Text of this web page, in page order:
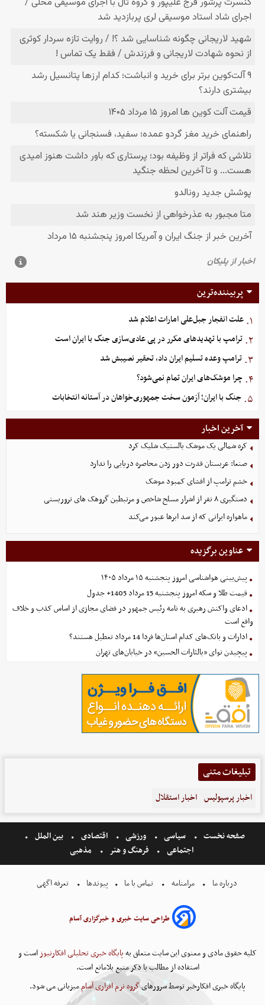
پربیننده‌ترین
۱. علت انفجار جبل‌علی امارات اعلام شد
۲. ترامپ با تهدیدهای مکرر در پی عادی‌سازی جنگ با ایران است
۳. ترامپ وعده تسلیم ایران داد، تحقیر نصیبش شد
۴. چرا موشک‌های ایران تمام نمی‌شود؟
۵. جنگ با ایران؛ آزمون سخت جمهوری‌خواهان در آستانه انتخابات
آخرین اخبار
کره شمالی یک موشک بالستیک شلیک کرد
صنعا: عربستان قدرت دور زدن محاصره دریایی را ندارد
خشم ترامپ از افشای کمبود موشک
دستگیری ۸ نفر از اشرار مسلح شاخص و مرتبطین گروهک های تروریستی
ماهواره ایرانی که از سد ابرها عبور می‌کند
عناوین برگزیده
پیش‌بینی هواشناسی امروز پنجشنبه ۱۵ مرداد ۱۴۰۵
قیمت طلا و سکه امروز پنجشنبه 15 مرداد 1405+ جدول
ادعای واکنش رهبری به نامه رئیس جمهور در فضای مجازی از اساس کذب و خلاف
واقع است
ادارات و بانک‌های کدام استان‌ها فردا 14 مرداد تعطیل هستند؟
پیچیدن نوای «یالثارات الحسین» در خیابان‌های تهران
تبلیغات متنی
اخبار پرسپولیس اخبار استقلال
صفحه نخست سیاسی ورزشی اقتصادی
بین الملل
اجتماعی
فرهنگ و هنر مذهبی
درباره ما مرامنامه تماس با ما پیوندها تعرفه اگهی
طراحی سایت خبری و خبرگزاری آسام
کلیه حقوق مادی و معنوی این سایت متعلق بهپایگاه خبری تحلیلی افکارنیوزاست و
استفاده از مطالب با ذکر منبع بلامانع است.
پایگاه خبری افکارخبر توسط سرورهایگروه نرم افزاری آساممیزبانی می شود.